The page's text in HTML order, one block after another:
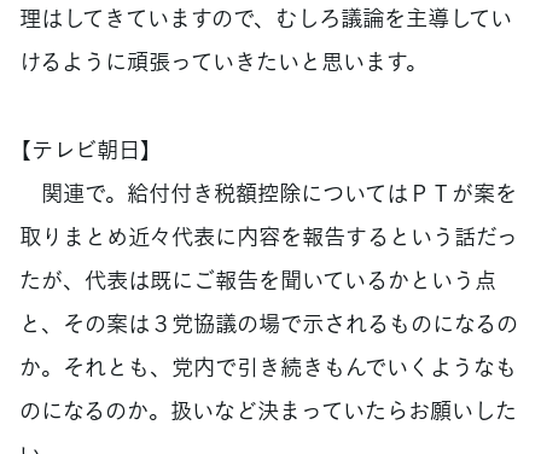
理はしてきていますので、むしろ議論を主導してい
けるように頑張っていきたいと思います。
【テレビ朝日】
関連で。給付付き税額控除についてはＰＴが案を
取りまとめ近々代表に内容を報告するという話だっ
たが、代表は既にご報告を聞いているかという点
と、その案は３党協議の場で示されるものになるの
か。それとも、党内で引き続きもんでいくようなも
のになるのか。扱いなど決まっていたらお願いした